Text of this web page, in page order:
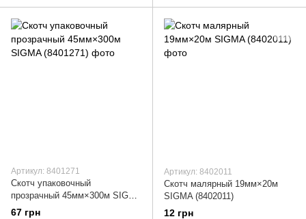
Артикул: 8401271
Скотч упаковочный
прозрачный 45мм×300м SIGMA
(8401271)
67 грн
Артикул: 8402011
Скотч малярный 19мм×20м
SIGMA (8402011)
12 грн